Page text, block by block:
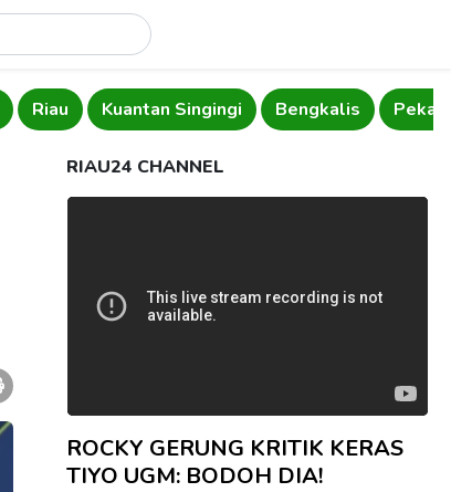
Riau Kuantan Singingi Bengkalis
RIAU24 CHANNEL
ROCKY GERUNG KRITIK KERAS
TIYO UGM: BODOH DIA!